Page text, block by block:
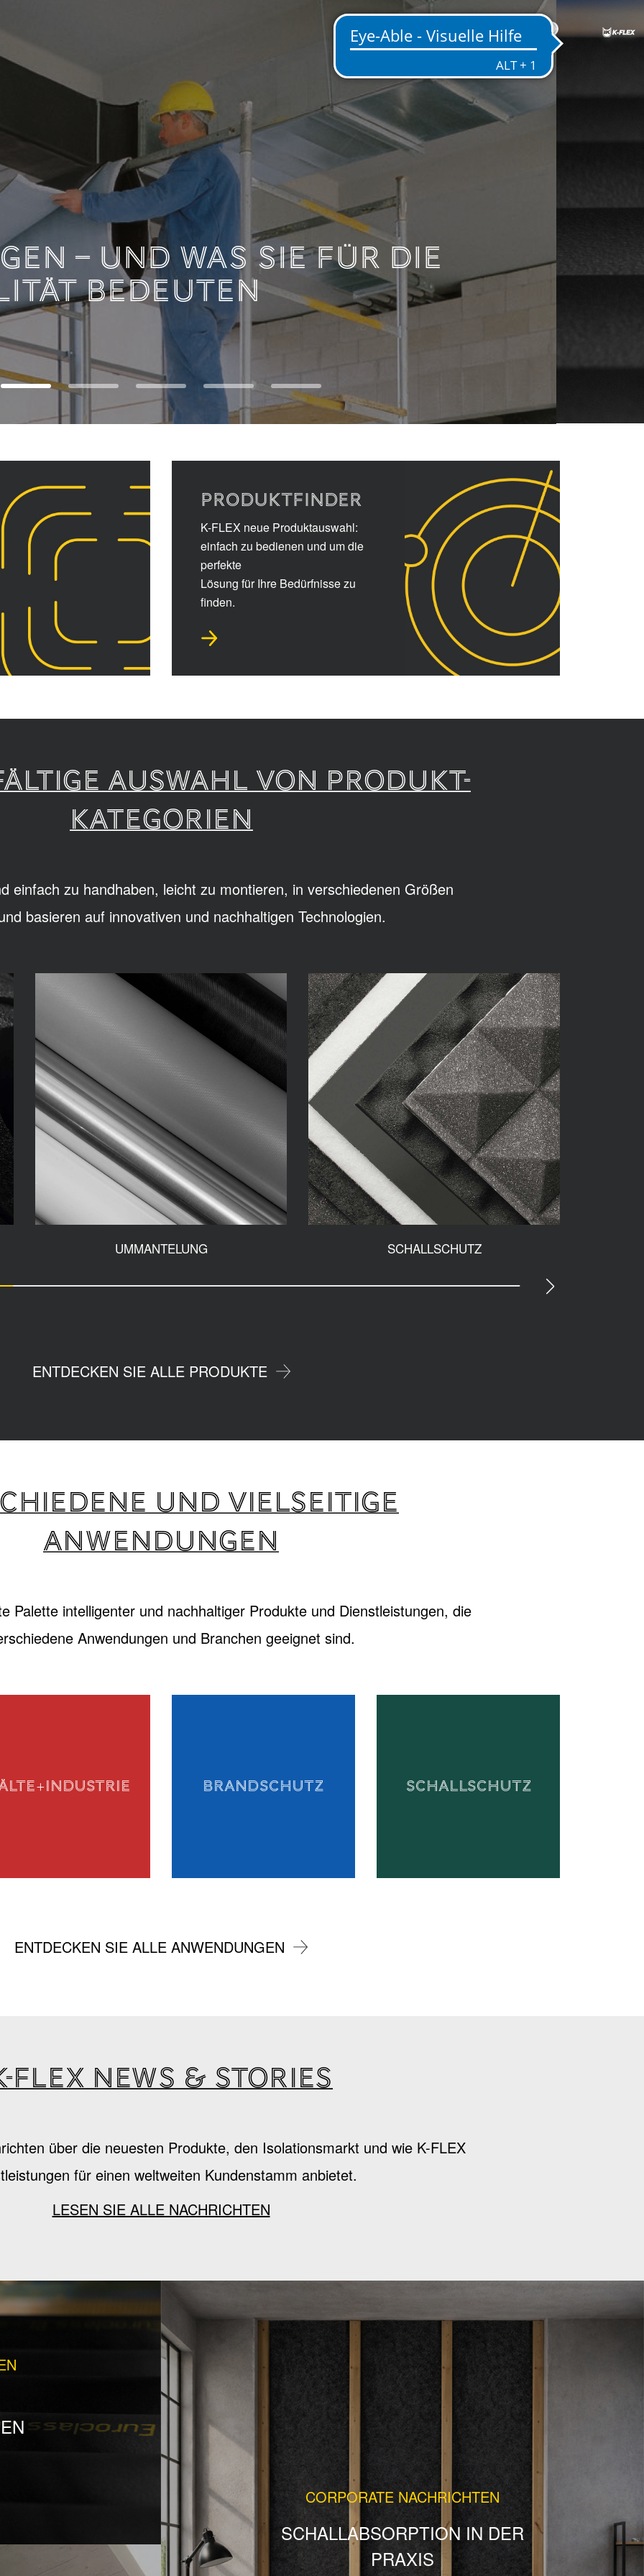
DE
LESEN
PRODUKTFINDER
K-FLEX neue Produktauswahl:
einfach zu bedienen und um die
perfekte
Lösung für Ihre Bedürfnisse zu
finden.
AUSWAHL VON PRODUKT-
KATEGORIEN
einfach zu handhaben, leicht zu montieren, in verschiedenen Größen
basieren auf innovativen und nachhaltigen Technologien.
UMMANTELUNG SCHALLSCHUTZ
ENTDECKEN SIE ALLE PRODUKTE
UND VIELSEITIGE
ANWENDUNGEN
Palette intelligenter und nachhaltiger Produkte und Dienstleistungen, die
Anwendungen und Branchen geeignet sind.
BRANDSCHUTZ SCHALLSCHUTZ
ENTDECKEN SIE ALLE ANWENDUNGEN
Flex news & stories
über die neuesten Produkte, den Isolationsmarkt und wie K-FLEX
für einen weltweiten Kundenstamm anbietet.
LESEN SIE ALLE NACHRICHTEN
CORPORATE NACHRICHTEN
SCHALLABSORPTION IN DER
PRAXIS